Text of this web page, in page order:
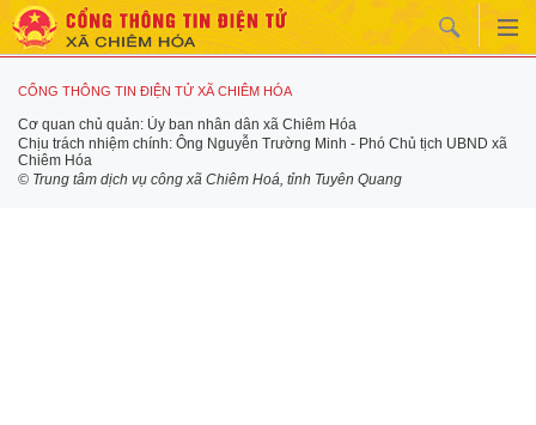
CỔNG THÔNG TIN ĐIỆN TỬ XÃ CHIÊM HÓA
Cơ quan chủ quản: Ủy ban nhân dân xã Chiêm Hóa
Chịu trách nhiệm chính: Ông Nguyễn Trường Minh - Phó Chủ tịch UBND xã
Chiêm Hóa
© Trung tâm dịch vụ công xã Chiêm Hoá, tỉnh Tuyên Quang